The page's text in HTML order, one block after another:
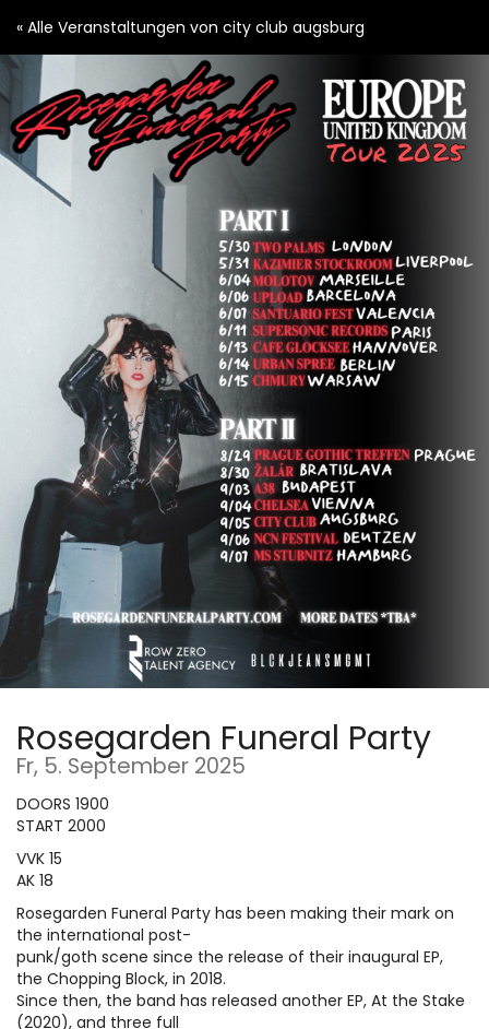
Zum
Inhalt
springen
« Alle Veranstaltungen von city club augsburg
Rosegarden Funeral Party
Fr, 5. September 2025
DOORS 1900
START 2000
VVK 15
AK 18
Rosegarden Funeral Party has been making their mark on
the international post-
punk/goth scene since the release of their inaugural EP,
the Chopping Block, in 2018.
Since then, the band has released another EP, At the Stake
(2020), and three full